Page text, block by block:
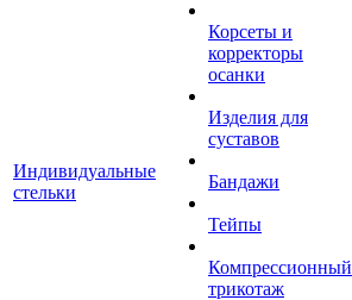
Индивидуальные
стельки
Корсеты и
корректоры
осанки
Изделия для
суставов
Бандажи
Тейпы
Компрессионный
трикотаж